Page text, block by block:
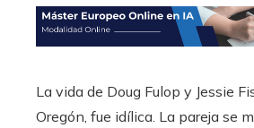
La vida de Doug Fulop y Jessie
Oregón, fue idílica. La pareja se